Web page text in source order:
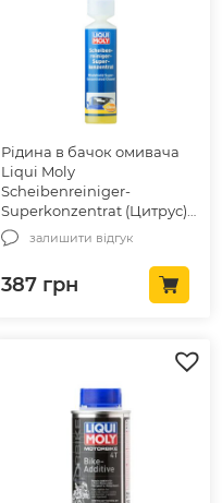
Рідина в бачок омивача
Liqui Moly
Scheibenreiniger-
Superkonzentrat (Цитрус)
0.25л. (1519-lm)
залишити відгук
387 грн